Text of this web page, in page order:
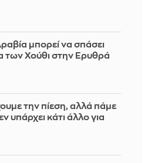
μπορεί να σπάσει
των Χούθι στην Ερυθρά
την πίεση, αλλά πάμε
υπάρχει κάτι άλλο για